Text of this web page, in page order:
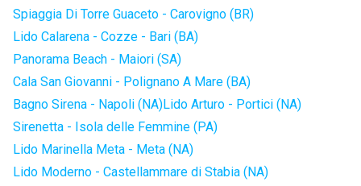
Spiaggia Di Torre Guaceto - Carovigno (BR)
Lido Calarena - Cozze - Bari (BA)
Panorama Beach - Maiori (SA)
Cala San Giovanni - Polignano A Mare (BA)
Bagno Sirena - Napoli (NA)Lido Arturo - Portici (NA)
Sirenetta - Isola delle Femmine (PA)
Lido Marinella Meta - Meta (NA)
Lido Moderno - Castellammare di Stabia (NA)